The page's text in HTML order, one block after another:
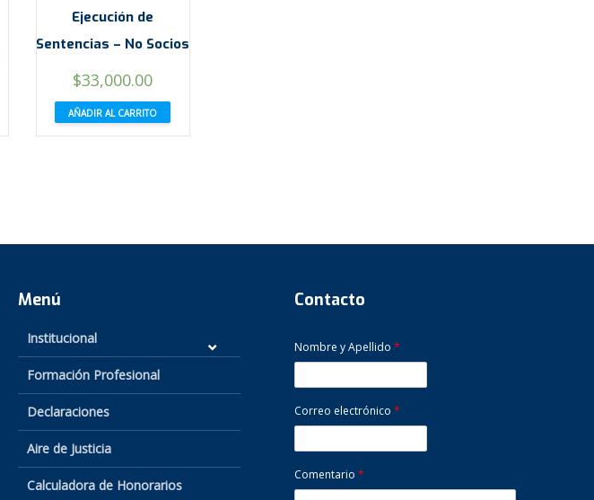
Ejecución de
Sentencias – No Socios
$33,000.00
AÑADIR AL CARRITO
Menú
Institucional
Formación Profesional
Declaraciones
Aire de Justicia
Calculadora de Honorarios
Contacto
Nombre y Apellido *
Correo electrónico *
Comentario *